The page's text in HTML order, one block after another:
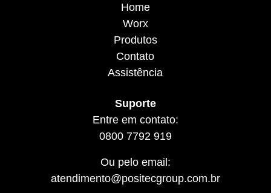
Home
Worx
Produtos
Contato
Assistência
Suporte
Entre em contato:
0800 7792 919
Ou pelo email:
atendimento@positecgroup.com.br